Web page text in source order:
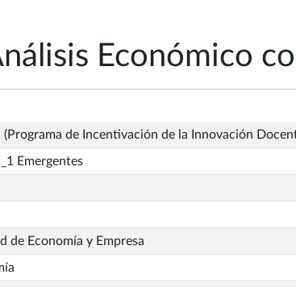
Económico
(Programa de Incentivación de la Innovación
Emergentes
de Economía y Empresa